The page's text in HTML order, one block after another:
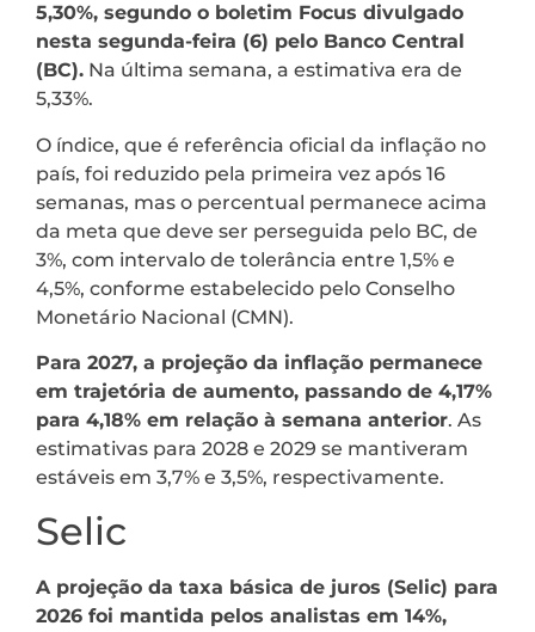
5,30%, segundo o boletim Focus divulgado
nesta segunda-feira (6) pelo Banco Central
(BC). Na última semana, a estimativa era de
5,33%.
O índice, que é referência oficial da inflação no
país, foi reduzido pela primeira vez após 16
semanas, mas o percentual permanece acima
da meta que deve ser perseguida pelo BC, de
3%, com intervalo de tolerância entre 1,5% e
4,5%, conforme estabelecido pelo Conselho
Monetário Nacional (CMN).
Para 2027, a projeção da inflação permanece
em trajetória de aumento, passando de 4,17%
para 4,18% em relação à semana anterior. As
estimativas para 2028 e 2029 se mantiveram
estáveis em 3,7% e 3,5%, respectivamente.
Selic
A projeção da taxa básica de juros (Selic) para
2026 foi mantida pelos analistas em 14%,